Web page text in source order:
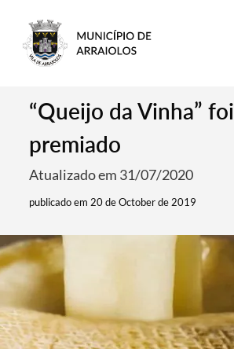
“Queijo da Vinha” foi
premiado
Atualizado em 31/07/2020
publicado em 20 de October de 2019